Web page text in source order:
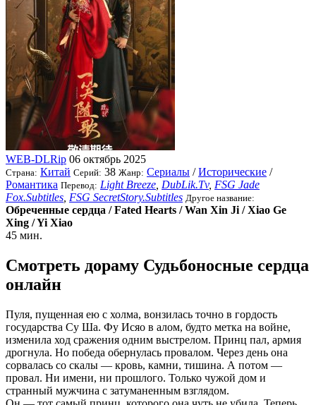
WEB-DLRip 06 октябрь 2025
Страна: Китай Серий: 38 Жанр: Сериалы /Исторические /
Романтика Перевод: Light Breeze DubLik.Tv, FSG Jade
Fox.Subtitles FSG SecretStory.Subtitles Другое название:
Обреченные сердца / Fated Hearts / Wan Xin Ji / Xiao Ge
Xing / Yi Xiao
45 мин.
Смотреть дораму Судьбоносные сердца
онлайн
Пуля, пущенная ею с холма, вонзилась точно в гордость
государства Су Ша. Фу Исяо в алом, будто метка на войне,
изменила ход сражения одним выстрелом. Принц пал, армия
дрогнула. Но победа обернулась провалом. Через день она
сорвалась со скалы — кровь, камни, тишина. А потом —
провал. Ни имени, ни прошлого. Только чужой дом и
странный мужчина с затуманенным взглядом.